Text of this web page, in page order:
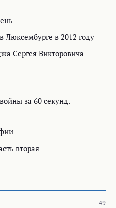
в 2012 году
Сергея Викторовича
за 60 секунд.
вторая
49